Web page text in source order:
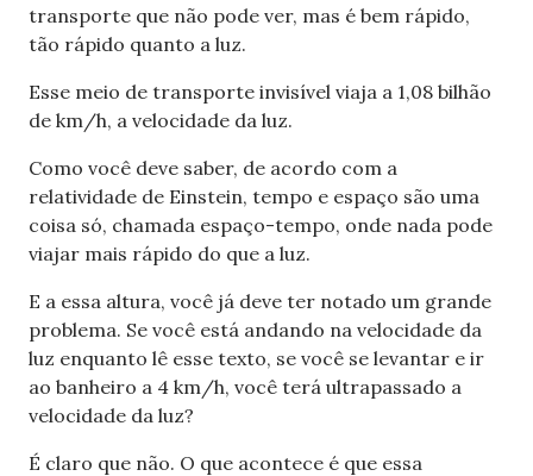
transporte que não pode ver, mas é bem rápido,
tão rápido quanto a luz.
Esse meio de transporte invisível viaja a 1,08 bilhão
de km/h, a velocidade da luz.
Como você deve saber, de acordo com a
relatividade de Einstein, tempo e espaço são uma
coisa só, chamada espaço-tempo, onde nada pode
viajar mais rápido do que a luz.
E a essa altura, você já deve ter notado um grande
problema. Se você está andando na velocidade da
luz enquanto lê esse texto, se você se levantar e ir
ao banheiro a 4 km/h, você terá ultrapassado a
velocidade da luz?
É claro que não. O que acontece é que essa